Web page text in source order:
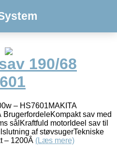
190/68
– HS7601MAKITA
sav med
sålKraftfuld motorIdeel sav til
af støvsugerTekniske
– 1200Â (Læs mere)